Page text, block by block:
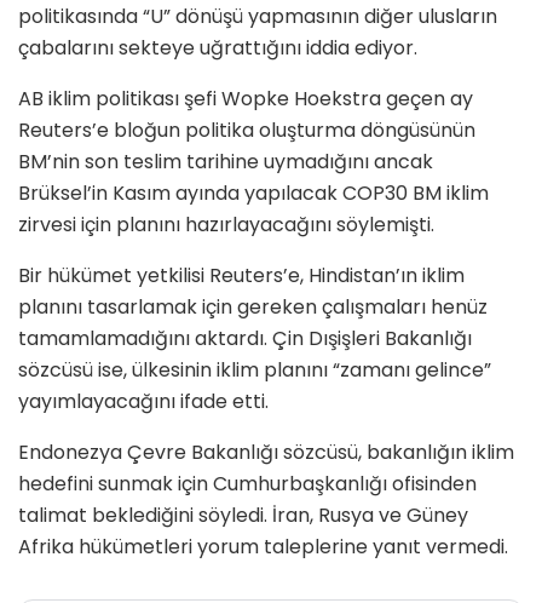
politikasında “U” dönüşü yapmasının diğer ulusların
çabalarını sekteye uğrattığını iddia ediyor.
AB iklim politikası şefi Wopke Hoekstra geçen ay
Reuters’e bloğun politika oluşturma döngüsünün
BM’nin son teslim tarihine uymadığını ancak
Brüksel’in Kasım ayında yapılacak COP30 BM iklim
zirvesi için planını hazırlayacağını söylemişti.
Bir hükümet yetkilisi Reuters’e, Hindistan’ın iklim
planını tasarlamak için gereken çalışmaları henüz
tamamlamadığını aktardı. Çin Dışişleri Bakanlığı
sözcüsü ise, ülkesinin iklim planını “zamanı gelince”
yayımlayacağını ifade etti.
Endonezya Çevre Bakanlığı sözcüsü, bakanlığın iklim
hedefini sunmak için Cumhurbaşkanlığı ofisinden
talimat beklediğini söyledi. İran, Rusya ve Güney
Afrika hükümetleri yorum taleplerine yanıt vermedi.